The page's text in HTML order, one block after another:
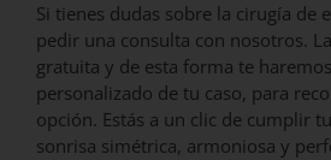
Si tienes dudas sobre la cirugía de
pedir una consulta con nosotros.
gratuita y de esta forma te
personalizado de tu caso, para
opción. Estás a un clic de cumplir
sonrisa simétrica, armoniosa y